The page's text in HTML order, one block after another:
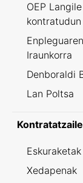
OEP
Iraunkorra
Denboraldi
Lan Poltsa
Eskuraketak
Xedapenak